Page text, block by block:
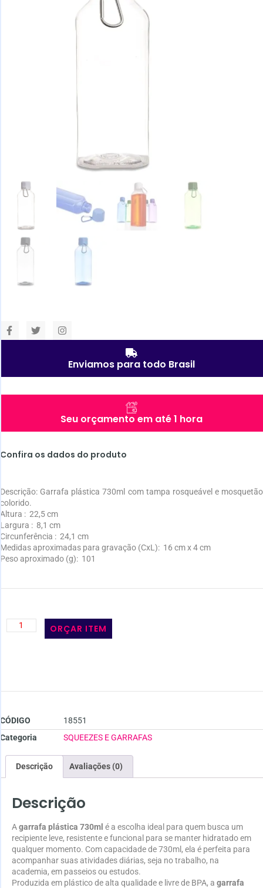
Enviamos para todo Brasil
Seu orçamento em até 1 hora
Confira os dados do produto
Descrição: Garrafa plástica 730ml com tampa rosqueável e mosquetão
colorido.
Altura : 22,5 cm
Largura : 8,1 cm
Circunferência : 24,1 cm
Medidas aproximadas para gravação (CxL): 16 cm x 4 cm
Peso aproximado (g): 101
ORÇAR ITEM
CÓDIGO
18551
Categoria
SQUEEZES E GARRAFAS
Descrição Avaliações (0)
Descrição
Agarrafa plástica 730ml é a escolha ideal para quem busca um
recipiente leve, resistente e funcional para se manter hidratado em
qualquer momento. Com capacidade de 730ml, ela é perfeita para
acompanhar suas atividades diárias, seja no trabalho, na
academia, em passeios ou estudos.
Produzida em plástico de alta qualidade e livre de BPA, a garrafa